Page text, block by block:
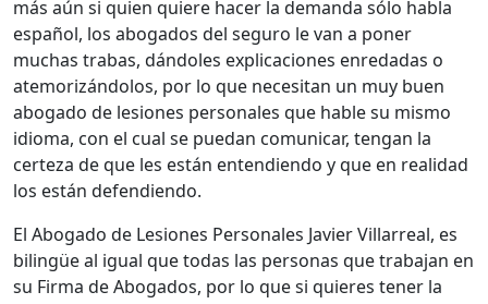
más aún si quien quiere hacer la demanda sólo habla
español, los abogados del seguro le van a poner
muchas trabas, dándoles explicaciones enredadas o
atemorizándolos, por lo que necesitan un muy buen
abogado de lesiones personales que hable su mismo
idioma, con el cual se puedan comunicar, tengan la
certeza de que les están entendiendo y que en realidad
los están defendiendo.
El Abogado de Lesiones Personales Javier Villarreal, es
bilingüe al igual que todas las personas que trabajan en
su Firma de Abogados, por lo que si quieres tener la